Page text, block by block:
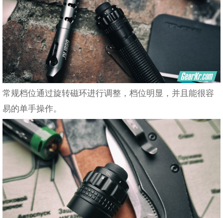
常规档位通过旋转磁环进行调整，档位明显，并且能很容
易的单手操作。